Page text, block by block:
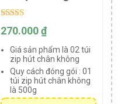
Rated
5.00
270.000₫
Giá sản phẩm là 02 túi
zip hút chân không
Quy cách đóng gói : 01
túi zip hút chân không
là 500g